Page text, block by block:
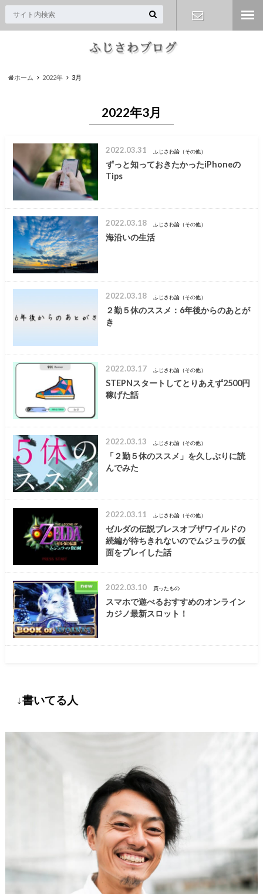
お問い合わ
ホーム 2022年 3月
2022年3月
2022.03.31 ふじさわ論（その他）
ずっと知っておきたかったiPhoneの
Tips
2022.03.18 ふじさわ論（その他）
海沿いの生活
2022.03.18 ふじさわ論（その他）
２勤５休のススメ：6年後からのあとが
き
2022.03.17 ふじさわ論（その他）
STEPNスタートしてとりあえず2500円
稼げた話
2022.03.13 ふじさわ論（その他）
「２勤５休のススメ」を久しぶりに読
んでみた
2022.03.11 ふじさわ論（その他）
ゼルダの伝説ブレスオブザワイルドの
続編が待ちきれないのでムジュラの仮
面をプレイした話
2022.03.10 買ったもの
スマホで遊べるおすすめのオンライン
カジノ最新スロット！
↓書いてる人